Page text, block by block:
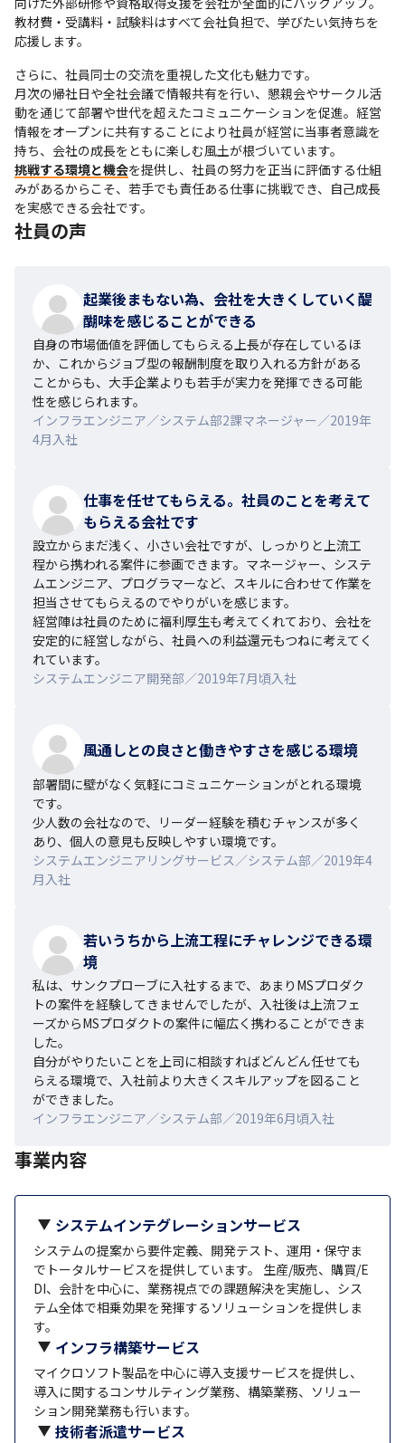
教材費・受講料・試験料はすべて会社負担で、学びたい気持ちを
応援します。
さらに、社員同士の交流を重視した文化も魅力です。
月次の帰社日や全社会議で情報共有を行い、懇親会やサークル活
動を通じて部署や世代を超えたコミュニケーションを促進。経営
情報をオープンに共有することにより社員が経営に当事者意識を
挑戦する環境と機会を提供し、社員の努力を正当に評価する仕組
みがあるからこそ、若手でも責任ある仕事に挑戦でき、自己成長
を実感できる会社です。
社員の声
起業後まもない為、会社を大きくしていく醍
醐味を感じることができる
自身の市場価値を評価してもらえる上長が存在しているほ
か、これからジョブ型の報酬制度を取り入れる方針がある
ことからも、大手企業よりも若手が実力を発揮できる可能
性を感じられます。
インフラエンジニア／システム部2課マネージャー／2019年
4月入社
仕事を任せてもらえる。社員のことを考えて
もらえる会社です
設立からまだ浅く、小さい会社ですが、しっかりと上流工
程から携われる案件に参画できます。マネージャー、システ
ムエンジニア、プログラマーなど、スキルに合わせて作業を
担当させてもらえるのでやりがいを感じます。
経営陣は社員のために福利厚生も考えてくれており、会社を
安定的に経営しながら、社員への利益還元もつねに考えてく
れています。
システムエンジニア開発部／2019年7月頃入社
風通しとの良さと働きやすさを感じる環境
部署間に壁がなく気軽にコミュニケーションがとれる環境
です。
少人数の会社なので、リーダー経験を積むチャンスが多く
あり、個人の意見も反映しやすい環境です。
システムエンジニアリングサービス／システム部／2019年4
月入社
若いうちから上流工程にチャレンジできる環
境
私は、サンクプローブに入社するまで、あまりMSプロダク
トの案件を経験してきませんでしたが、入社後は上流フェ
ーズからMSプロダクトの案件に幅広く携わることができま
した。
自分がやりたいことを上司に相談すればどんどん任せても
らえる環境で、入社前より大きくスキルアップを図ること
ができました。
インフラエンジニア／システム部／2019年6月頃入社
事業内容
システムインテグレーションサービス
システムの提案から要件定義、開発テスト、運用・保守ま
でトータルサービスを提供しています。 生産/販売、購買/E
DI、会計を中心に、業務視点での課題解決を実施し、シス
テム全体で相乗効果を発揮するソリューションを提供しま
す。
インフラ構築サービス
マイクロソフト製品を中心に導入支援サービスを提供し、
導入に関するコンサルティング業務、構築業務、ソリュー
ション開発業務も行います。
技術者派遣サービス